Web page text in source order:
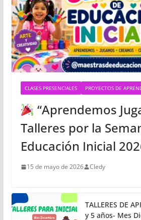
CLASES PRESENCIALES PROYECTOS DE
“Aprendemos
Talleres por la
Educación Inicial
15 de mayo de 2026 Cledy
TALLERES DE
y 5 años- Mes